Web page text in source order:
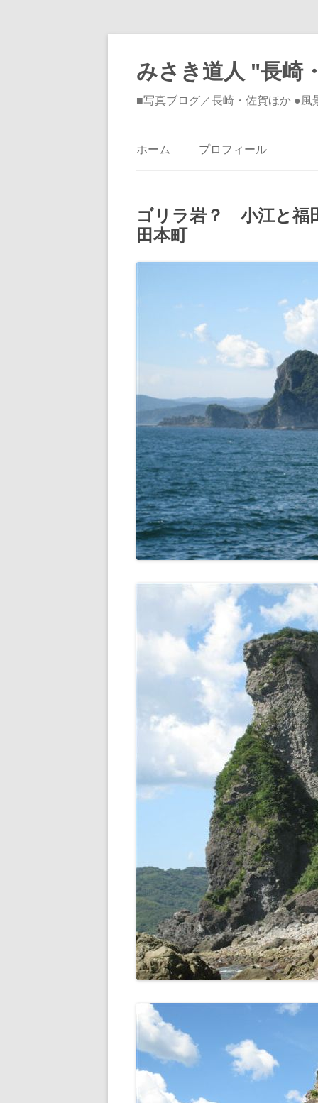
みさき道人 "長崎
■写真ブログ／長崎・佐賀ほか ●風
ホーム プロフィール
ゴリラ岩？ 小江と
田本町